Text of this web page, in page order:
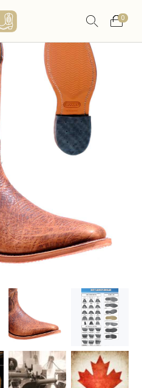
0
WESTERN &
COUNTRY
CEINTURES